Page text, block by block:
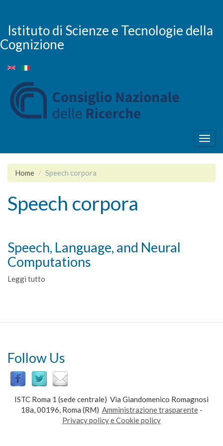
contenuto
principale
Istituto di Scienze e Tecnologie della
Cognizione
Home Speech corpora
Speech corpora
Speech, Language, and Neural
Computations
Leggi tutto
Neural
Follow Us
ISTC Roma 1 (sede centrale) Via Giandomenico Romagnosi
18a, 00196, Roma (RM) Amministrazione trasparente-
Privacy policy e Cookie policy